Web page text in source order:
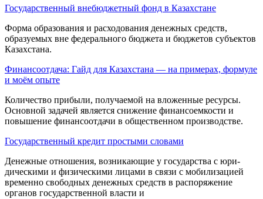
Государственный внебюджетный фонд в Казахстане
Форма образования и расходования де­нежных средств,
образуемых вне федерального бюджета и бюджетов субъектов
Казахстана.
Финансоотдача: Гайд для Казахстана — на примерах, формуле
и моём опыте
Количество прибыли, получаемой на вложенные ресурсы.
Основной задачей является снижение финансоемкости и
повышение финансоотдачи в общественном производстве.
Государственный кредит простыми словами
Денежные отношения, возникающие у государства с юри­
дическими и физическими лицами в связи с мо­билизацией
временно свободных денежных средств в распоряжение
органов государствен­ной власти и